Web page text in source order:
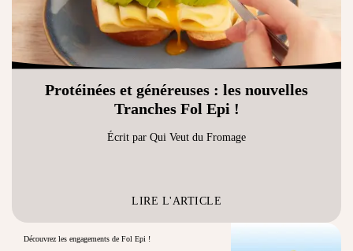
Protéinées et généreuses : les nouvelles
Tranches Fol Epi !
Écrit par Qui Veut du Fromage
LIRE L'ARTICLE
Découvrez les engagements de Fol Epi !